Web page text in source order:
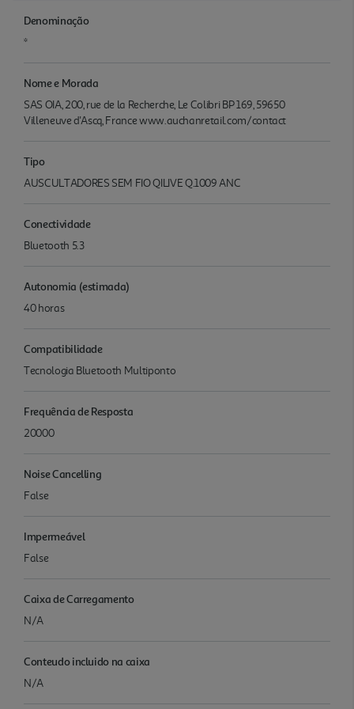
Denominação
*
Nome e Morada
SAS OIA, 200, rue de la Recherche, Le Colibri BP 169, 59650
Villeneuve d'Ascq, France www.auchanretail.com/contact
Tipo
AUSCULTADORES SEM FIO QILIVE Q.1009 ANC
Conectividade
Bluetooth 5.3
Autonomia (estimada)
40 horas
Compatibilidade
Tecnologia Bluetooth Multiponto
Frequência de Resposta
20000
Noise Cancelling
False
Impermeável
False
Caixa de Carregamento
N/A
Conteudo incluido na caixa
N/A